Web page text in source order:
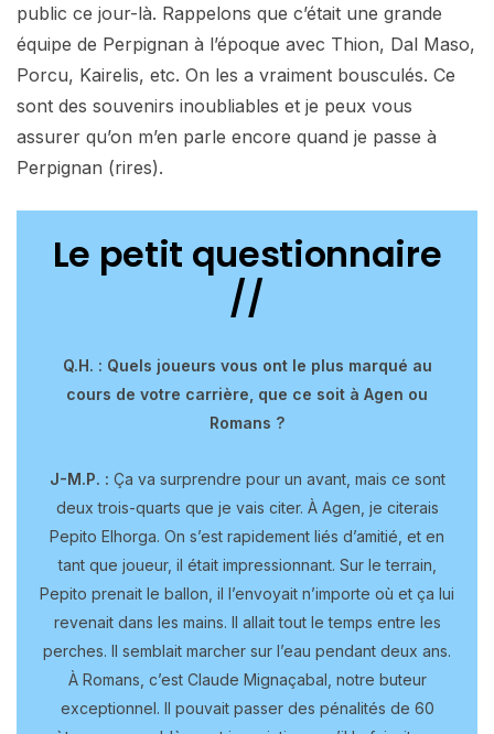
public ce jour-là. Rappelons que c’était une grande
équipe de Perpignan à l’époque avec Thion, Dal Maso,
Porcu, Kairelis, etc. On les a vraiment bousculés. Ce
sont des souvenirs inoubliables et je peux vous
assurer qu’on m’en parle encore quand je passe à
Perpignan (rires).
Le petit questionnaire
//
Q.H. : Quels joueurs vous ont le plus marqué au
cours de votre carrière, que ce soit à Agen ou
Romans ?
J-M.P. : Ça va surprendre pour un avant, mais ce sont
deux trois-quarts que je vais citer. À Agen, je citerais
Pepito Elhorga. On s’est rapidement liés d’amitié, et en
tant que joueur, il était impressionnant. Sur le terrain,
Pepito prenait le ballon, il l’envoyait n’importe où et ça lui
revenait dans les mains. Il allait tout le temps entre les
perches. Il semblait marcher sur l’eau pendant deux ans.
À Romans, c’est Claude Mignaçabal, notre buteur
exceptionnel. Il pouvait passer des pénalités de 60